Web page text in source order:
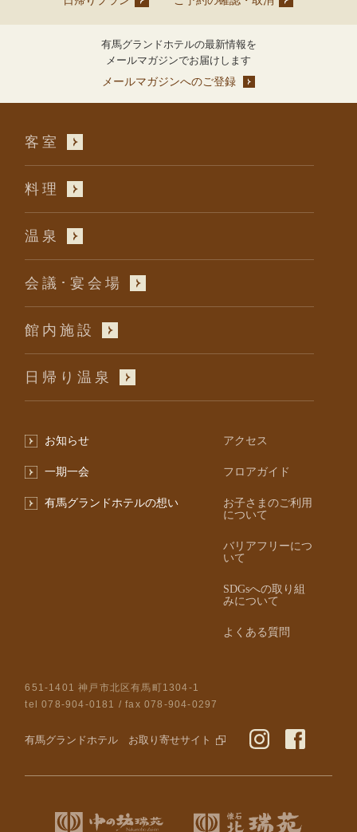
有馬グランドホテルの最新情報を
メールマガジンでお届けします
メールマガジンへのご登録
客室
料理
温泉
会議･宴会場
館内施設
日帰り温泉
お知らせ
一期一会
有馬グランドホテルの想い
アクセス
フロアガイド
お子さまのご利用
について
バリアフリーにつ
いて
SDGsへの取り組
みについて
よくある質問
651-1401 神戸市北区有馬町1304-1
tel078-904-0181 / fax 078-904-0297
有馬グランドホテル お取り寄せサイト